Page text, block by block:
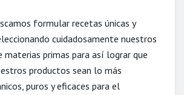
formular recetas únicas y
cuidadosamente nuestros
materias primas para así lograr que
productos sean lo más
puros y eficaces para el